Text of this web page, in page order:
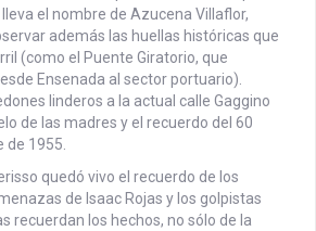
el nombre de Azucena Villaflor,
además las huellas históricas que
(como el Puente Giratorio, que
Ensenada al sector portuario).
linderos a la actual calle Gaggino
de las madres y el recuerdo del 60
de 1955.
quedó vivo el recuerdo de los
de Isaac Rojas y los golpistas
recuerdan los hechos, no sólo de la